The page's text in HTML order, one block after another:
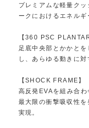
プレミアムな軽量ク
ークにおけるエネルギ
【360 PSC
足底中央部とかかと
し、あらゆる動きに
【SHOCK FRAME】
高反発EVAを組み合わ
最大限の衝撃吸収性
実現。